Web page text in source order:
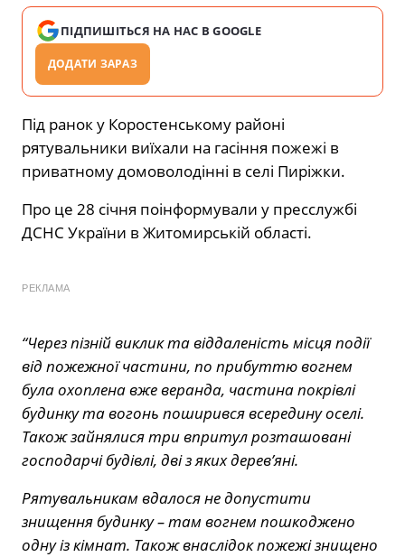
ПІДПИШІТЬСЯ НА НАС В GOOGLE
ДОДАТИ ЗАРАЗ
Під ранок у Коростенському районі
рятувальники виїхали на гасіння пожежі в
приватному домоволодінні в селі Пиріжки.
Про це 28 січня поінформували у пресслужбі
ДСНС України в Житомирській області.
РЕКЛАМА
“Через пізній виклик та віддаленість місця події
від пожежної частини, по прибуттю вогнем
була охоплена вже веранда, частина покрівлі
будинку та вогонь поширився всередину оселі.
Також зайнялися три впритул розташовані
господарчі будівлі, дві з яких деревʼяні.
Рятувальникам вдалося не допустити
знищення будинку – там вогнем пошкоджено
одну із кімнат. Також внаслідок пожежі знищено